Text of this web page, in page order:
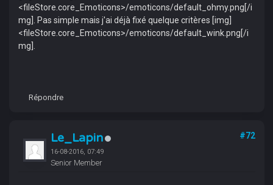
<fileStore.core_Emoticons>/emoticons/default_ohmy.png[/i
mg]. Pas simple mais j'ai déjà fixé quelque critères [img]
<fileStore.core_Emoticons>/emoticons/default_wink.png[/i
mg].
Répondre
Le_Lapin
16-08-2016, 07:49
Senior Member
#72